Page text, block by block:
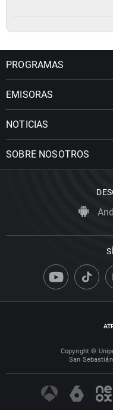
PROGRAMAS
EMISORAS
NOTICIAS
SOBRE NOSOTROS
Copyright ©
San